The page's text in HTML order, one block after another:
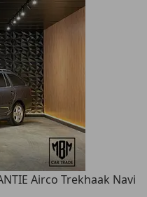
Airco Trekhaak Navi